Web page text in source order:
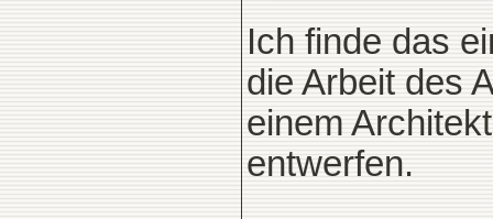
Ich finde das
die Arbeit des
einem
entwerfen.